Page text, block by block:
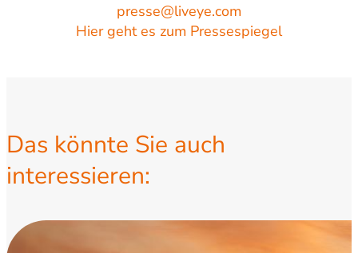
presse@liveye.com
Hier geht es zum Pressespiegel
Das könnte Sie auch
interessieren: